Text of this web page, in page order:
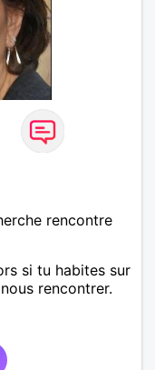
rencontre
si tu habites sur
rencontrer.